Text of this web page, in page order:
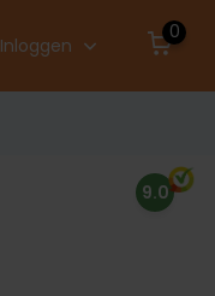
Inloggen
0
9.0